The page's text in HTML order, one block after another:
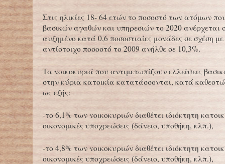
Στις ηλικίες 18- 64 ετών το ποσοστό των ατόμων
βασικών αγαθών και υπηρεσιών το 2020 ανέρχεται
αυξημένο κατά 0,6 ποσοστιαίες μονάδες σε σχέση
αντίστοιχο ποσοστό το 2009 ανήλθε σε 10,3%.
Τα νοικοκυριά που αντιμετωπίζουν ελλείψεις
στην κύρια κατοικία κατατάσσονται, κατά
ως εξής:
-το 6,1% των νοικοκυριών διαθέτει ιδιόκτητη
οικονομικές υποχρεώσεις (δάνειο, υποθήκη, κλπ.),
-το 4,8% των νοικοκυριών διαθέτει ιδιόκτητη
οικονομικές υποχρεώσεις (δάνειο, υποθήκη, κλπ.),